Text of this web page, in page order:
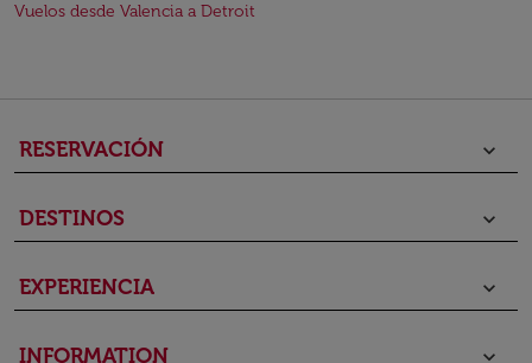
Vuelos desde Valencia a Detroit
RESERVACIÓN keyboard_arrow_down
DESTINOS keyboard_arrow_down
EXPERIENCIA keyboard_arrow_down
INFORMATION keyboard_arrow_down